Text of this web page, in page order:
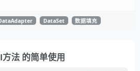
DataSet 数据填充
法 的简单使用